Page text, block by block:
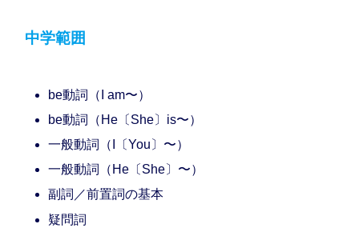
中学範囲
be動詞（I am〜）
be動詞（He〔She〕is〜）
一般動詞（I〔You〕〜）
一般動詞（He〔She〕〜）
副詞／前置詞の基本
疑問詞